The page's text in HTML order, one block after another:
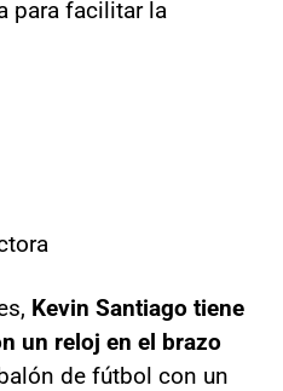
para facilitar la
Kevin Santiago tiene
un reloj en el brazo
de fútbol con un